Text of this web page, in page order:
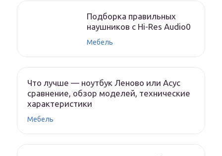
Подборка правильных
наушников с Hi-Res Audio0
Мебель
Что лучше — ноутбук Леново или Асус
сравнение, обзор моделей, технические
характеристики
Мебель